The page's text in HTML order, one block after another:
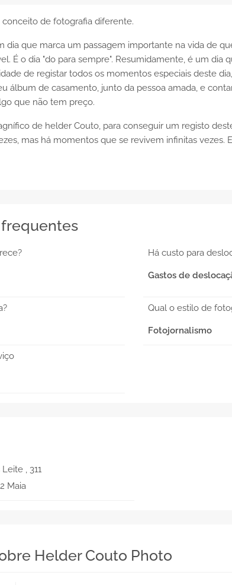
conceito de fotografia diferente.
dia que marca um passagem importante na vida de
É o dia "do para sempre". Resumidamente, é um dia
de registar todos os momentos especiais deste
álbum de casamento, junto da pessoa amada, e
que não tem preço.
de helder Couto, para conseguir um registo
mas há momentos que se revivem infinitas vezes.
Há custo para
Gastos de
Qual o estilo de
Fotojornalismo
, 311
Maia
Helder Couto Photo